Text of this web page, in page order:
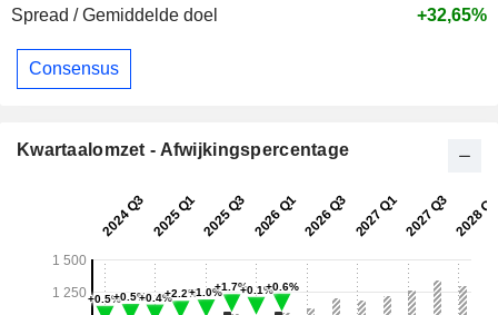
Spread / Gemiddelde doel
+32,65%
Consensus
Kwartaalomzet - Afwijkingspercentage